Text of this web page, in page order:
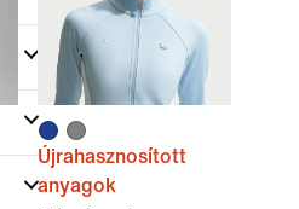
Újrahasznosított
anyagok